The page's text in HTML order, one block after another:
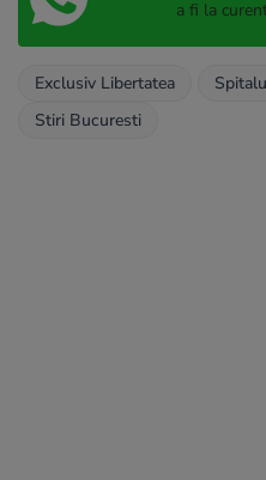
a fi la
Exclusiv Libertatea
Stiri Bucuresti